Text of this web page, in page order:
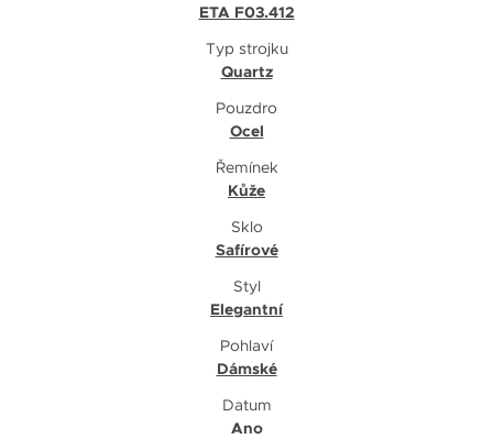
ETA F03.412
Typ strojku
Quartz
Pouzdro
Ocel
Řemínek
Kůže
Sklo
Safírové
Styl
Elegantní
Pohlaví
Dámské
Datum
Ano